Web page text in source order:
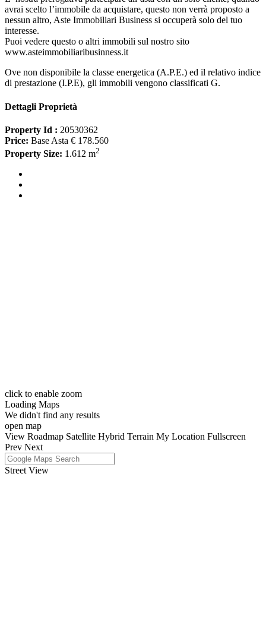
avrai scelto l’immobile da acquistare, questo non verrà proposto a
nessun altro, Aste Immobiliari Business si occuperà solo del tuo
interesse.
Puoi vedere questo o altri immobili sul nostro sito
www.asteimmobiliaribusinness.it
Ove non disponibile la classe energetica (A.P.E.) ed il relativo indice
di prestazione (I.P.E), gli immobili vengono classificati G.
Dettagli Proprietà
Property Id : 20530362
Price: Base Asta € 178.560
Property Size: 1.612 m2
click to enable zoom
Loading Maps
We didn't find any results
open map
View Roadmap Satellite Hybrid Terrain My Location Fullscreen
Prev Next
Street View